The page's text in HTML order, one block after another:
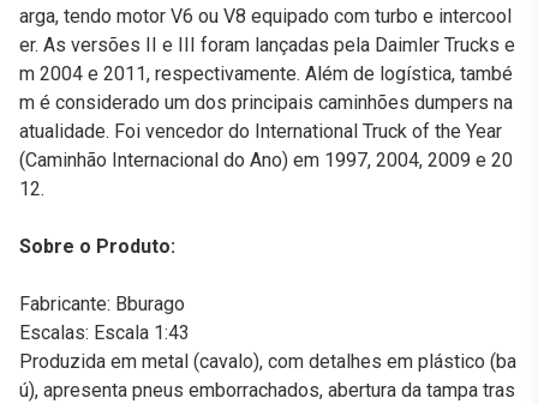
arga, tendo motor V6 ou V8 equipado com turbo e intercool
er. As versões II e III foram lançadas pela Daimler Trucks e
m 2004 e 2011, respectivamente. Além de logística, també
m é considerado um dos principais caminhões dumpers na
atualidade. Foi vencedor do International Truck of the Year
(Caminhão Internacional do Ano) em 1997, 2004, 2009 e 20
12.
Sobre o Produto:
Fabricante: Bburago
Escalas: Escala 1:43
Produzida em metal (cavalo), com detalhes em plástico (ba
ú), apresenta pneus emborrachados, abertura da tampa tras